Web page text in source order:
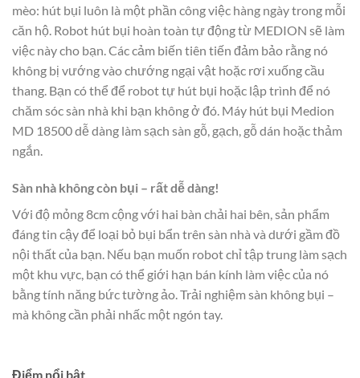
mèo: hút bụi luôn là một phần công việc hàng ngày trong mỗi
căn hộ. Robot hút bụi hoàn toàn tự động từ MEDION sẽ làm
việc này cho bạn. Các cảm biến tiên tiến đảm bảo rằng nó
không bị vướng vào chướng ngại vật hoặc rơi xuống cầu
thang. Bạn có thể để robot tự hút bụi hoặc lập trình để nó
chăm sóc sàn nhà khi bạn không ở đó. Máy hút bụi Medion
MD 18500 dễ dàng làm sạch sàn gỗ, gạch, gỗ dán hoặc thảm
ngắn.
Sàn nhà không còn bụi – rất dễ dàng!
Với độ mỏng 8cm cộng với hai bàn chải hai bên, sản phẩm
đáng tin cậy để loại bỏ bụi bẩn trên sàn nhà và dưới gầm đồ
nội thất của bạn. Nếu bạn muốn robot chỉ tập trung làm sạch
một khu vực, bạn có thể giới hạn bán kính làm việc của nó
bằng tính năng bức tường ảo. Trải nghiệm sàn không bụi –
mà không cần phải nhấc một ngón tay.
Điểm nổi bật